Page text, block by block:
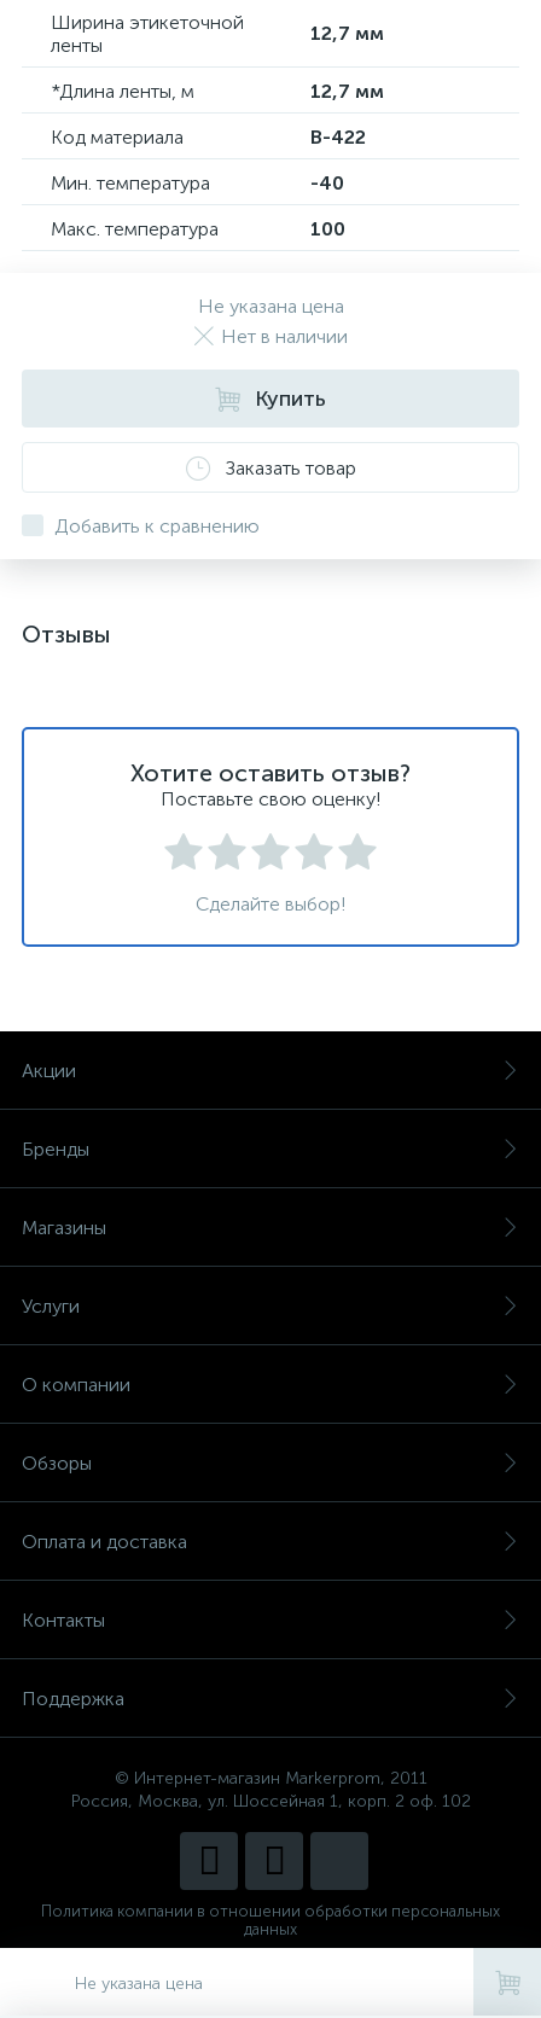
Ширина этикеточной
ленты
12,7 мм
*Длина ленты, м
12,7 мм
Код материала
B-422
Мин. температура
-40
Макс. температура
100
Не указана цена
Не указана цена
Нет в наличии
Купить
Заказать товар
Добавить к сравнению
Отзывы
Хотите оставить отзыв?
Поставьте свою оценку!
Сделайте выбор!
Акции
Бренды
Магазины
Услуги
О компании
Обзоры
Оплата и доставка
Контакты
Поддержка
© Интернет-магазин Markerprom, 2011
Россия, Москва, ул. Шоссейная 1, корп. 2 оф. 102
Политика компании в отношении обработки персональных
данных